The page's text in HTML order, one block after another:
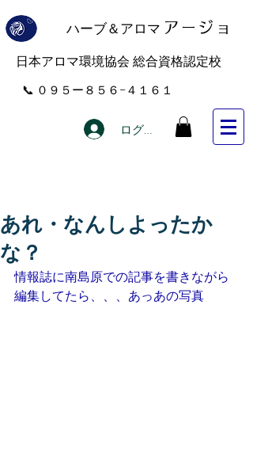
ハーブ＆アロマ アー ジョ
​日本アロマ環境協会 総合資格認定校
​📞 ０９５ー８５６−４１６１
ログイン
あれ・なんしよったか
な？
情報誌に南島原での記事を書きながら
編集してたら、、、あっあの写真